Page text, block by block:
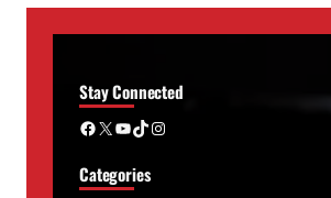
Stay Connected
Facebook X YouTube TikTok Instagram
Categories